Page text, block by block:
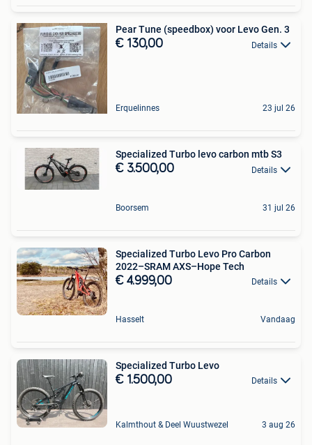
Pear Tune (speedbox) voor Levo Gen. 3
€ 130,00 Details
Erquelinnes 23 jul 26
Specialized Turbo levo carbon mtb S3
€ 3.500,00 Details
Boorsem 31 jul 26
Specialized Turbo Levo Pro Carbon
2022–SRAM AXS–Hope Tech
€ 4.999,00 Details
Hasselt Vandaag
Specialized Turbo Levo
€ 1.500,00 Details
Kalmthout & Deel Wuustwezel 3 aug 26